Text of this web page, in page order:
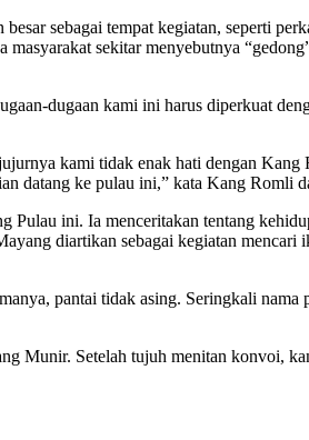
sebagai tempat kegiatan, seperti
sekitar menyebutnya
dugaan kami ini harus diperkuat
kami tidak enak hati dengan Kang
datang ke pulau ini,” kata Kang Romli
ini. Ia menceritakan tentang
diartikan sebagai kegiatan mencari
pantai tidak asing. Seringkali nama
Munir. Setelah tujuh menitan konvoi,